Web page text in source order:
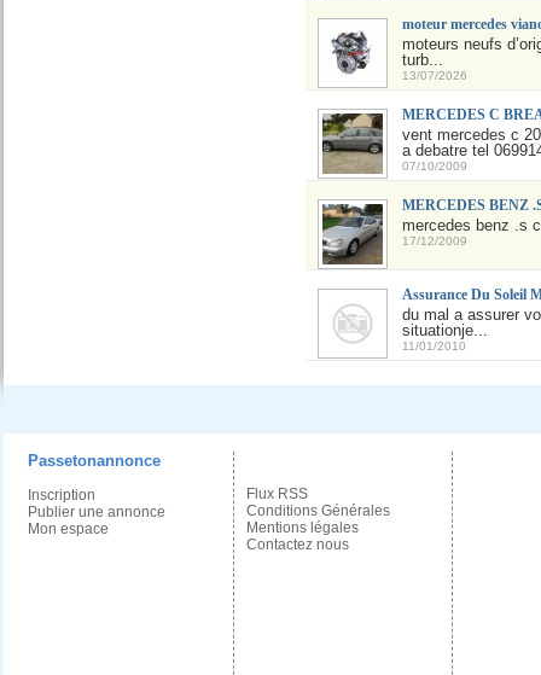
moteur mercedes
moteurs neufs
turb...
13/07/2026
MERCEDES C
vent mercedes c
a debatre tel
07/10/2009
MERCEDES BENZ
mercedes benz .s
17/12/2009
Assurance Du Soleil
du mal a assurer
situationje...
11/01/2010
Passetonannonce
Inscription
Publier une annonce
Mon espace
Flux RSS
Conditions Générales
Mentions légales
Contactez nous